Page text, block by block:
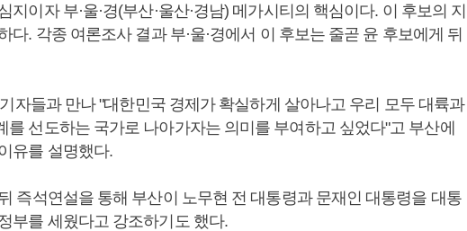
지이자 부·울·경(부산·울산·경남) 메가시티의 핵심이다. 이 후보의 지
다. 각종 여론조사 결과 부·울·경에서 이 후보는 줄곧 윤 후보에게 뒤
자들과 만나 "대한민국 경제가 확실하게 살아나고 우리 모두 대륙과
를 선도하는 국가로 나아가자는 의미를 부여하고 싶었다"고 부산에
유를 설명했다.
즉석연설을 통해 부산이 노무현 전 대통령과 문재인 대통령을 대통
부를 세웠다고 강조하기도 했다.